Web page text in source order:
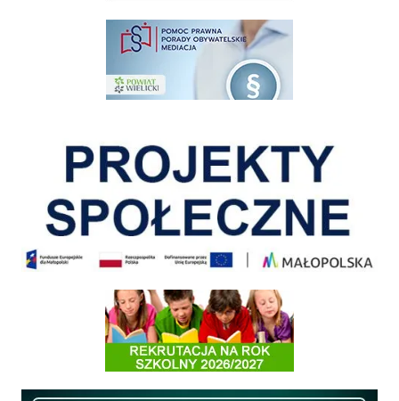
pomoc prawna wieliczka
Informacja o terminach rekrutacji na rok szkolny 2026/2027
Międzyzakładowa Kasa Zapomogowo - Pożyczkowa